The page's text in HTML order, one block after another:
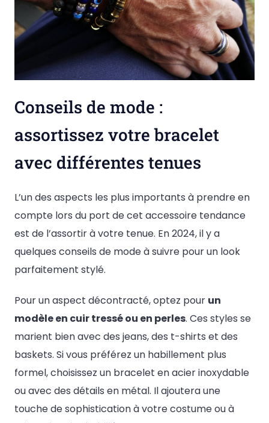
Conseils de mode :
assortissez votre bracelet
avec différentes tenues
L’un des aspects les plus importants à prendre en
compte lors du port de cet accessoire tendance
est de l’assortir à votre tenue. En 2024, il y a
quelques conseils de mode à suivre pour un look
parfaitement stylé.
Pour un aspect décontracté, optez pour un
modèle en cuir tressé ou en perles. Ces styles se
marient bien avec des jeans, des t-shirts et des
baskets. Si vous préférez un habillement plus
formel, choisissez un bracelet en acier inoxydable
ou avec des détails en métal. Il ajoutera une
touche de sophistication à votre costume ou à